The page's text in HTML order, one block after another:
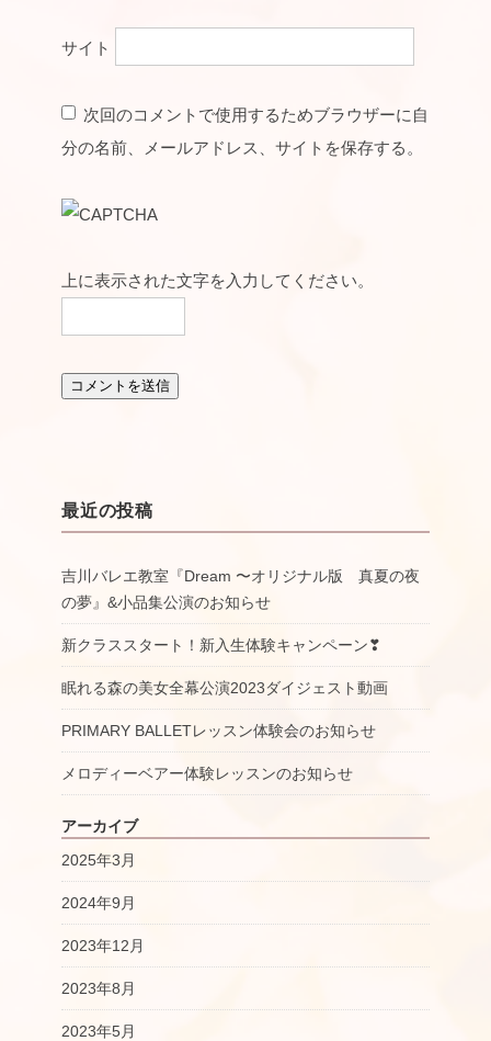
サイト
次回のコメントで使用するためブラウザーに自
分の名前、メールアドレス、サイトを保存する。
上に表示された文字を入力してください。
最近の投稿
吉川バレエ教室『Dream 〜オリジナル版 真夏の夜
の夢』&小品集公演のお知らせ
新クラススタート！新入生体験キャンペーン❣
眠れる森の美女全幕公演2023ダイジェスト動画
PRIMARY BALLETレッスン体験会のお知らせ
メロディーベアー体験レッスンのお知らせ
アーカイブ
2025年3月
2024年9月
2023年12月
2023年8月
2023年5月